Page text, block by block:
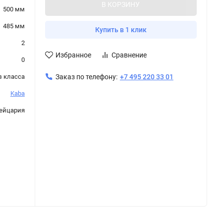
500 мм
485 мм
2
0
класса
Kaba
В КОРЗИНУ
Купить в 1 клик
Избранное Сравнение
Заказ по телефону: +7 495 220 33 01